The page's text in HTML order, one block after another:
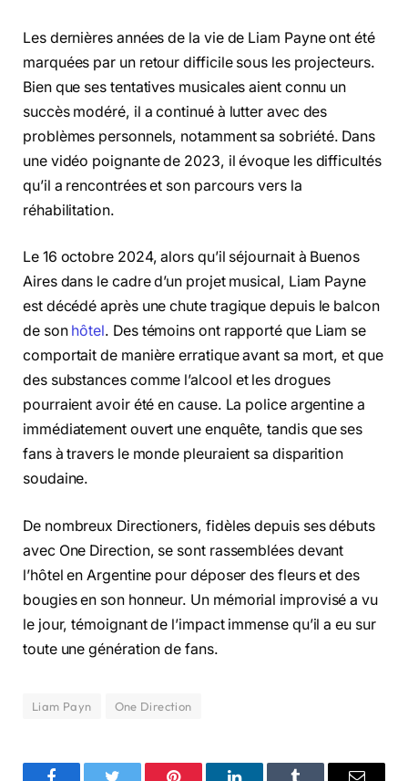
Les dernières années de la vie de Liam Payne ont été
marquées par un retour difficile sous les projecteurs.
Bien que ses tentatives musicales aient connu un
succès modéré, il a continué à lutter avec des
problèmes personnels, notamment sa sobriété. Dans
une vidéo poignante de 2023, il évoque les difficultés
qu’il a rencontrées et son parcours vers la
réhabilitation.
Le 16 octobre 2024, alors qu’il séjournait à Buenos
Aires dans le cadre d’un projet musical, Liam Payne
est décédé après une chute tragique depuis le balcon
de son hôtel. Des témoins ont rapporté que Liam se
comportait de manière erratique avant sa mort, et que
des substances comme l’alcool et les drogues
pourraient avoir été en cause. La police argentine a
immédiatement ouvert une enquête, tandis que ses
fans à travers le monde pleuraient sa disparition
soudaine.
De nombreux Directioners, fidèles depuis ses débuts
avec One Direction, se sont rassemblées devant
l’hôtel en Argentine pour déposer des fleurs et des
bougies en son honneur. Un mémorial improvisé a vu
le jour, témoignant de l’impact immense qu’il a eu sur
toute une génération de fans.
Liam Payn One Direction